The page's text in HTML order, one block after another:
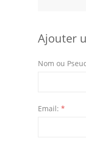
Ajouter
Nom ou
Email: *